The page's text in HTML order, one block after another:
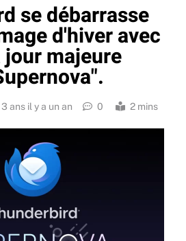
se débarrasse
d'hiver avec
jour majeure
3 ans il y a un an 0 2 mins